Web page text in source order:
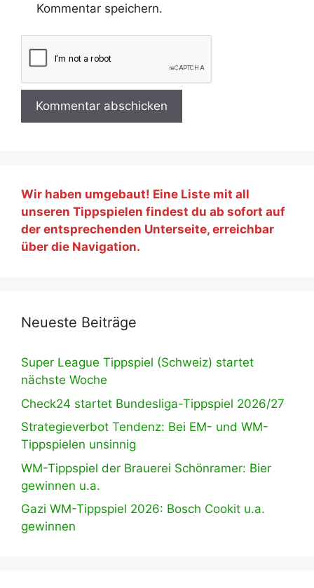
Kommentar speichern.
Wir haben umgebaut! Eine Liste mit all
unseren Tippspielen findest du ab sofort auf
der entsprechenden Unterseite, erreichbar
über die Navigation.
Neueste Beiträge
Super League Tippspiel (Schweiz) startet
nächste Woche
Check24 startet Bundesliga-Tippspiel 2026/27
Strategieverbot Tendenz: Bei EM- und WM-
Tippspielen unsinnig
WM-Tippspiel der Brauerei Schönramer: Bier
gewinnen u.a.
Gazi WM-Tippspiel 2026: Bosch Cookit u.a.
gewinnen